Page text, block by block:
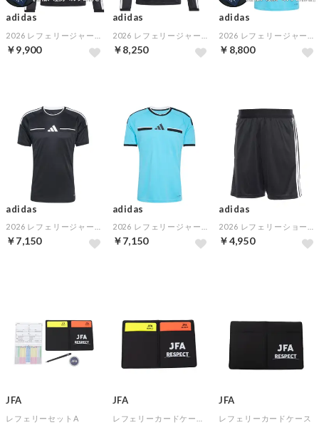
adidas
￥9,900
adidas
￥8,250
adidas
￥8,800
adidas
￥7,150
adidas
￥7,150
adidas
￥4,950
JFA
レフェリーセットA
JFA JFA
レフェリーカードケース